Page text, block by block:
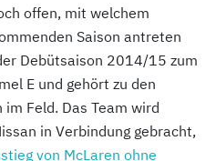
offen, mit welchem
Saison antreten
Debütsaison 2014/15 zum
E und gehört zu den
Feld. Das Team wird
in Verbindung gebracht,
von McLaren ohne